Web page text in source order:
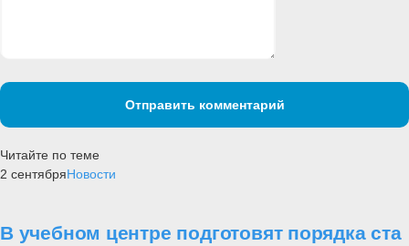
Отправить комментарий
Читайте по теме
2 сентябряНовости
В учебном центре подготовят порядка ста